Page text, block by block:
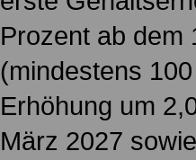
Prozent ab dem
(mindestens
Erhöhung um
März 2027